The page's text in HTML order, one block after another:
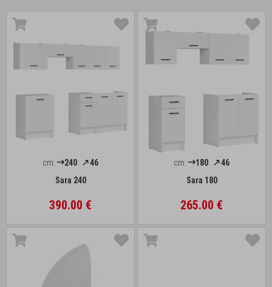
cm: 240
46
Sara 240
390.00 €
cm: 180
46
Sara 180
265.00 €